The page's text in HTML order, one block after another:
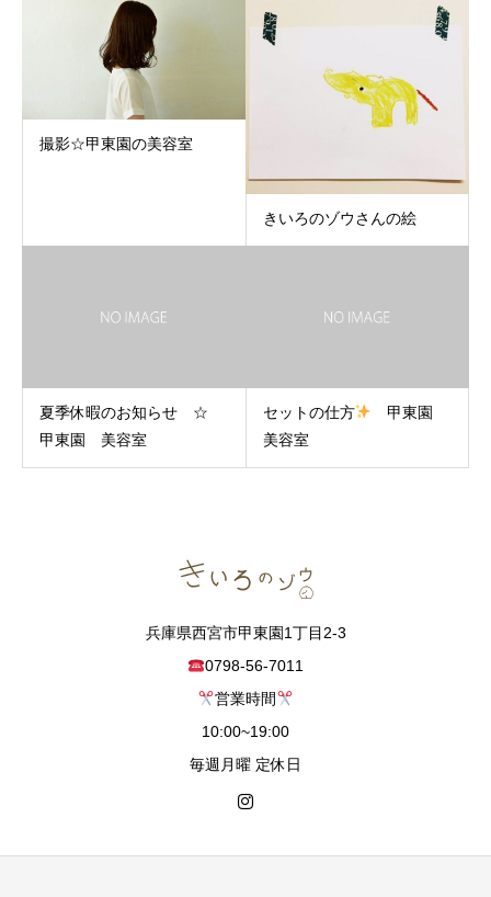
撮影☆甲東園の美容室
きいろのゾウさんの絵
夏季休暇のお知らせ ☆
甲東園 美容室
セットの仕方
甲東園
美容室
兵庫県西宮市甲東園1丁目2-3
0798-56-7011
営業時間
10:00~19:00
毎週月曜 定休日